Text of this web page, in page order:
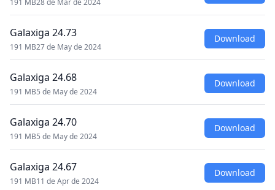
191 MB28 de Mar de 2024
Galaxiga 24.73
191 MB27 de May de 2024
Download
Galaxiga 24.68
191 MB5 de May de 2024
Download
Galaxiga 24.70
191 MB5 de May de 2024
Download
Galaxiga 24.67
191 MB11 de Apr de 2024
Download